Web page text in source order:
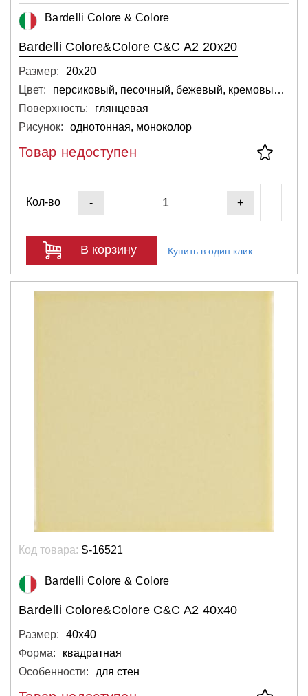
Bardelli Colore & Colore
Bardelli Colore&Colore C&C A2 20x20
Размер:
20х20
Цвет:
персиковый, песочный, бежевый, кремовый, светло-серый, светлый
Поверхность:
глянцевая
Рисунок:
однотонная, моноколор
Товар недоступен
Кол-во - +
В корзину Купить в один клик
Код товара: S-16521
Bardelli Colore & Colore
Bardelli Colore&Colore C&C A2 40x40
Размер:
40х40
Форма:
квадратная
Особенности:
для стен